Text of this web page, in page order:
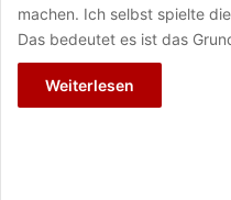
machen. Ich selbst spielte
Das bedeutet es ist das
Weiterlesen